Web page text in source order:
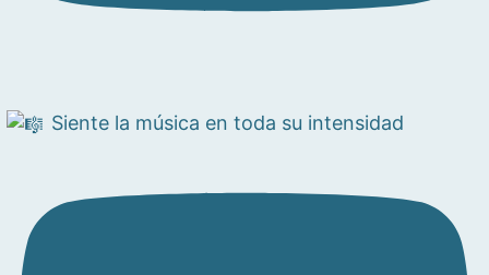
Siente la música en toda su intensidad